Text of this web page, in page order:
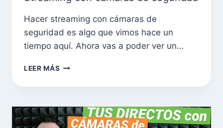
Hacer streaming con cámaras de
seguridad es algo que vimos hace un
tiempo aquí. Ahora vas a poder ver un…
LEER MÁS